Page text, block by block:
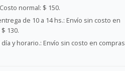
Costo normal: $ 150.
de 10 a 14 hs.: Envío sin costo en
130.
y horario.: Envío sin costo en compras